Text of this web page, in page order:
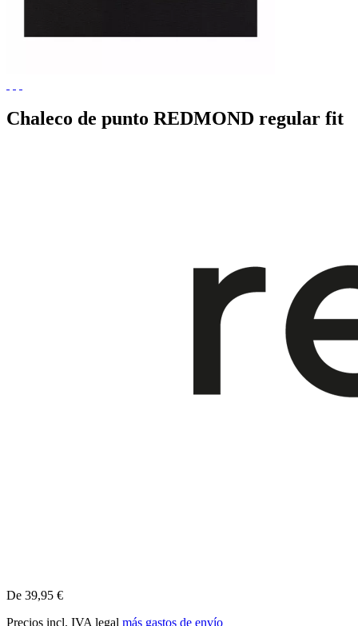
Chaleco de punto REDMOND regular fit
De 39,95 €
Precios incl. IVA legal más gastos de envío